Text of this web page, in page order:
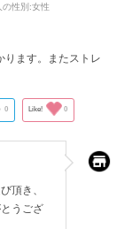
の性別:女性
ります。またストレ
0 Like! 0
頂き、
うござ